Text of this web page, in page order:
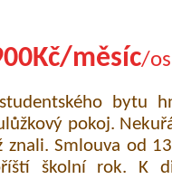
měsíc/
bytu
pokoj.
znali. Smlouva od
školní rok. K